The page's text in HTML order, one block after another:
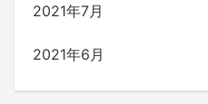
2021年7月
2021年6月